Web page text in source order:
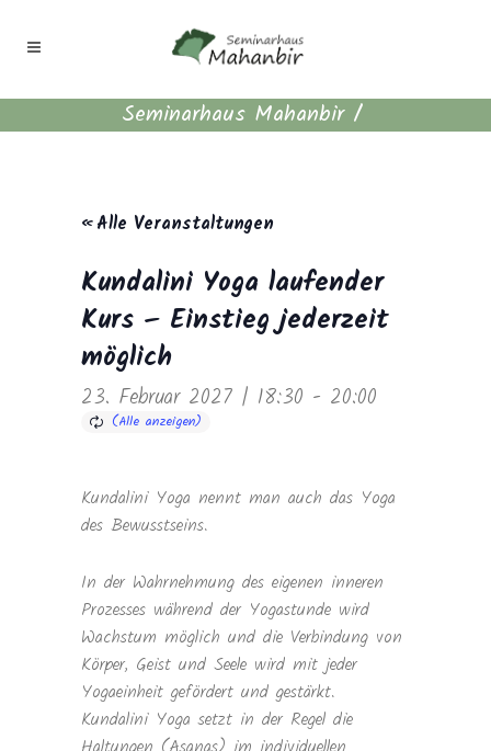
Seminarhaus Mahanbir/
« Alle Veranstaltungen
Kundalini Yoga laufender
Kurs – Einstieg jederzeit
möglich
23. Februar 2027 | 18:30 - 20:00
Kundalini Yoga nennt man auch das Yoga
des Bewusstseins.
In der Wahrnehmung des eigenen inneren
Prozesses während der Yogastunde wird
Wachstum möglich und die Verbindung von
Körper, Geist und Seele wird mit jeder
Yogaeinheit gefördert und gestärkt.
Kundalini Yoga setzt in der Regel die